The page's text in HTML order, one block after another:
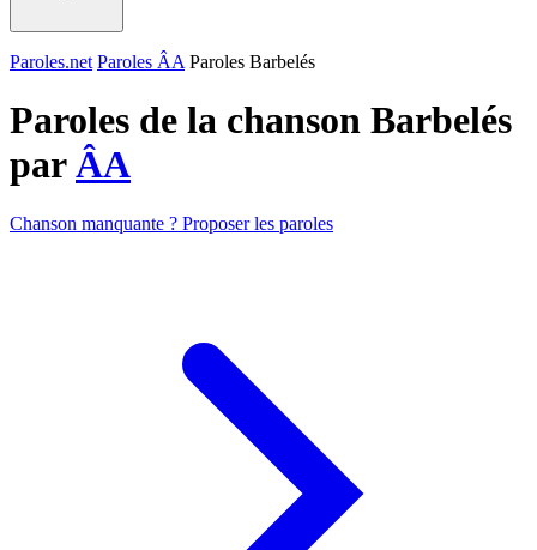
Paroles.net Paroles ÂA Paroles Barbelés
Paroles de la chanson Barbelés
parÂA
Chanson manquante ? Proposer les paroles